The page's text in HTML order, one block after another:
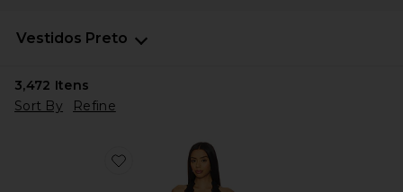
Vestidos Preto
3,472 Itens
Sort By
Refine